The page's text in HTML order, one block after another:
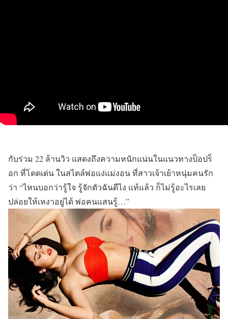
กับร่วม 22 ล้านวิว แสดงถึงความหนักแน่นในแนวทางป็อปร็
อก ที่โดดเด่น ในสไตล์พ่อแง่แม่งอน ที่สาวเจ้าเย้าหนุ่มคนรัก
ว่า “ไหนบอกว่ารู้ใจ รู้จักตัวฉันดีไง แท้แล้ว ก็ไม่รู้อะไรเลย
ปล่อยให้เหงาอยู่ได้ พ่อคนแสนรู้…”